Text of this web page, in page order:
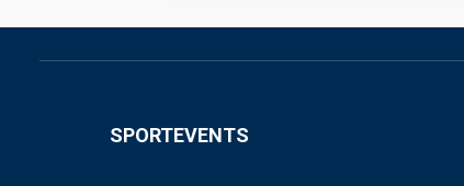
SPORTEVENTS